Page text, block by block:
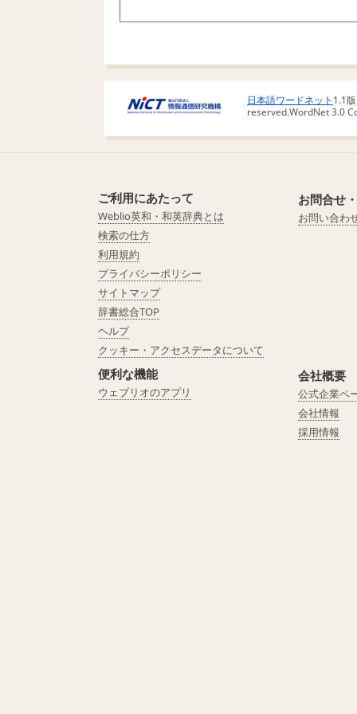
日本語ワードネット 1.1
reserved.WordNet 3.0
ご利用にあたって
Weblio英和・和英辞典とは
検索の仕方
利用規約
プライバシーポリシー
サイトマップ
辞書総合TOP
ヘルプ
クッキー・アクセスデータについて
便利な機能
ウェブリオのアプリ
お問合せ
お問い合わ
会社概要
公式企業ペ
会社情報
採用情報